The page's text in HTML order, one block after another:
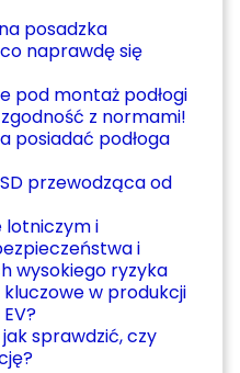
posadzka
naprawdę się
pod montaż podłogi
zgodność z normami!
posiadać podłoga
przewodząca od
lotniczym i
i
wysokiego ryzyka
kluczowe w produkcji
sprawdzić, czy